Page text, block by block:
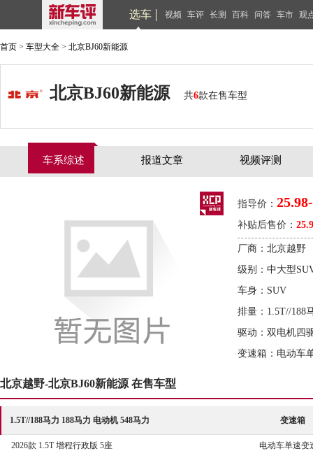
选车 视频 车评 长测 百科 问答 车市 观
首页 > 车型大全 > 北京BJ60新能源
北京BJ60新能源 共6款在售车型
车系综述 报道文章 视频评测
指导价：
补贴后售价：
厂商：北京越野
级别：中大型
车身：SUV
排量：1.5T//188
驱动：双电机四
变速箱：电动车
北京越野-北京BJ60新能源 在售车型
1.5T//188马力 188马力 电动机 548马力 变速箱
2026款 1.5T 增程行政版 5座 电动车单速变